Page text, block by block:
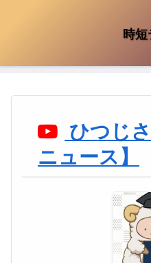
時短
ひつじ
ニュース】